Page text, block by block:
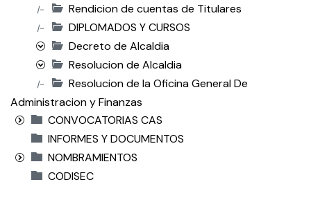
|- Rendicion de cuentas de Titulares
|-
DIPLOMADOS Y CURSOS
Decreto de Alcaldia
Resolucion de Alcaldia
|-
Resolucion de la Oficina General De
Administracion y Finanzas
CONVOCATORIAS CAS
INFORMES Y DOCUMENTOS
NOMBRAMIENTOS
CODISEC